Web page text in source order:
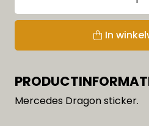
In
Mercedes Dragon sticker.